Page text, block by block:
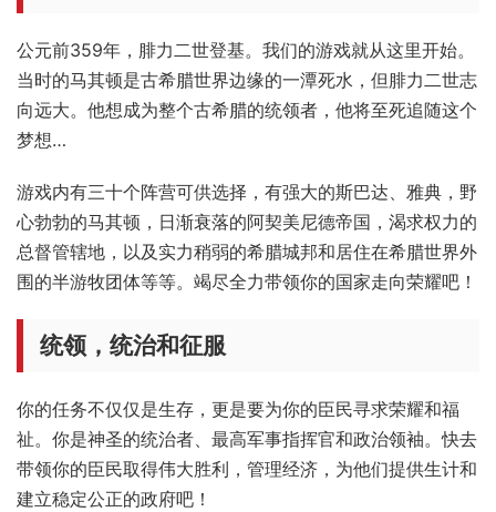
公元前359年，腓力二世登基。我们的游戏就从这里开始。
当时的马其顿是古希腊世界边缘的一潭死水，但腓力二世志
向远大。他想成为整个古希腊的统领者，他将至死追随这个
梦想…
游戏内有三十个阵营可供选择，有强大的斯巴达、雅典，野
心勃勃的马其顿，日渐衰落的阿契美尼德帝国，渴求权力的
总督管辖地，以及实力稍弱的希腊城邦和居住在希腊世界外
围的半游牧团体等等。竭尽全力带领你的国家走向荣耀吧！
统领，统治和征服
你的任务不仅仅是生存，更是要为你的臣民寻求荣耀和福
祉。你是神圣的统治者、最高军事指挥官和政治领袖。快去
带领你的臣民取得伟大胜利，管理经济，为他们提供生计和
建立稳定公正的政府吧！